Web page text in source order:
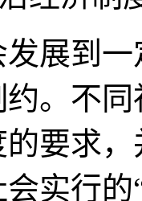
到一
。不
要求
实行